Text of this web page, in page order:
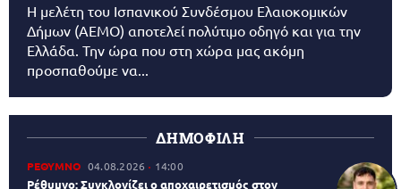
Η μελέτη του Ισπανικού Συνδέσμου Ελαιοκομικών
Δήμων (AEMO) αποτελεί πολύτιμο οδηγό και για την
Ελλάδα. Την ώρα που στη χώρα μας ακόμη
προσπαθούμε να...
ΔΗΜΟΦΙΛΗ
ΡΕΘΥΜΝΟ 04.08.2026 14:00
Ρέθυμνο: Συγκλονίζει ο αποχαιρετισμός στον